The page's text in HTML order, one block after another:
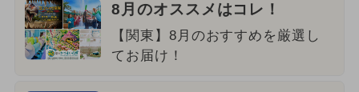
8月のオススメはコレ！
【関東】8月のおすすめを厳選し
てお届け！